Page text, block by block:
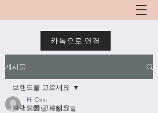
카톡으로 연결
게시물
브랜드를 고르세요
브랜드를 고르세요
Hi Onni
2025년 12월 21일